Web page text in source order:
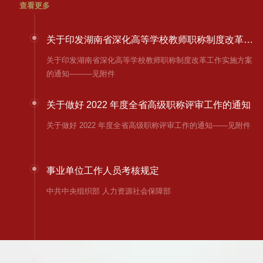
查看更多益，加强学校对生育津贴的管理，规范工作程序，结合我校生
间规定 ...
关于印发湖南省深化高等学校教师职称制度改革工作实施方案的通知
关于印发湖南省深化高等学校教师职称制度改革工作实施方案
的通知———见附件
关于做好 2022 年度全省高级职称评审工作的通知
关于做好 2022 年度全省高级职称评审工作的通知——见附件
事业单位工作人员考核规定
中共中央组织部 人力资源社会保障部